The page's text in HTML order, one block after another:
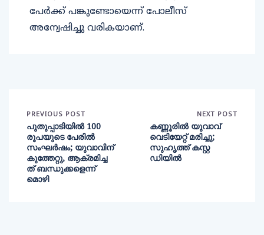
പേർക്ക് പങ്കുണ്ടോയെന്ന് പോലീസ്
അന്വേഷിച്ചു വരികയാണ്.
PREVIOUS POST
പുതുപ്പാടിയിൽ 100
രൂപയുടെ പേരിൽ
സംഘർഷം; യുവാവിന്
കുത്തേറ്റു, ആക്രമിച്ച
ത് ബന്ധുക്കളെന്ന്
മൊഴി
NEXT POST
കണ്ണൂരിൽ യുവാവ്
വെടിയേറ്റ് മരിച്ചു;
സുഹൃത്ത് കസ്റ്റ
ഡിയിൽ